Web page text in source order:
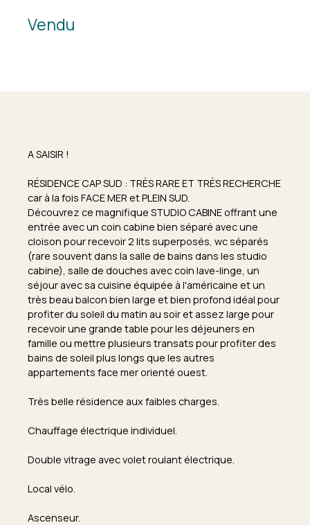
Vendu
A SAISIR !
RÉSIDENCE CAP SUD : TRÈS RARE ET TRÈS RECHERCHE
car à la fois FACE MER et PLEIN SUD.
Découvrez ce magnifique STUDIO CABINE offrant une
entrée avec un coin cabine bien séparé avec une
cloison pour recevoir 2 lits superposés, wc séparés
(rare souvent dans la salle de bains dans les studio
cabine), salle de douches avec coin lave-linge, un
séjour avec sa cuisine équipée à l'américaine et un
très beau balcon bien large et bien profond idéal pour
profiter du soleil du matin au soir et assez large pour
recevoir une grande table pour les déjeuners en
famille ou mettre plusieurs transats pour profiter des
bains de soleil plus longs que les autres
appartements face mer orienté ouest.
Très belle résidence aux faibles charges.
Chauffage électrique individuel.
Double vitrage avec volet roulant électrique.
Local vélo.
Ascenseur.